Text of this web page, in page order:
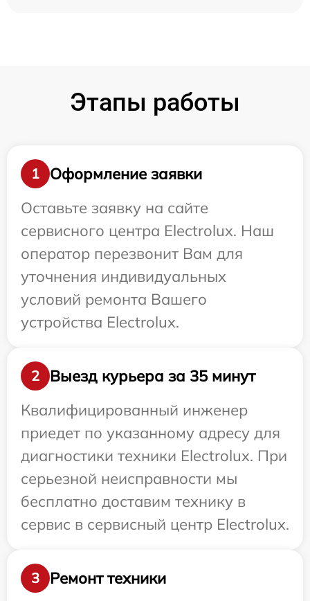
Этапы работы
1
Оформление заявки
Оставьте заявку на сайте
сервисного центра Electrolux. Наш
оператор перезвонит Вам для
уточнения индивидуальных
условий ремонта Вашего
устройства Electrolux.
2
Выезд курьера за 35 минут
Квалифицированный инженер
приедет по указанному адресу для
диагностики техники Electrolux. При
серьезной неисправности мы
бесплатно доставим технику в
сервис в сервисный центр Electrolux.
3 Ремонт техники